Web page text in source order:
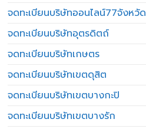
จดทะเบียนบริษัทออนไลน์77จังหวัด
จดทะเบียนบริษัทอุตรดิตถ์
จดทะเบียนบริษัทเกษตร
จดทะเบียนบริษัทเขตดุสิต
จดทะเบียนบริษัทเขตบางกะปิ
จดทะเบียนบริษัทเขตบางรัก